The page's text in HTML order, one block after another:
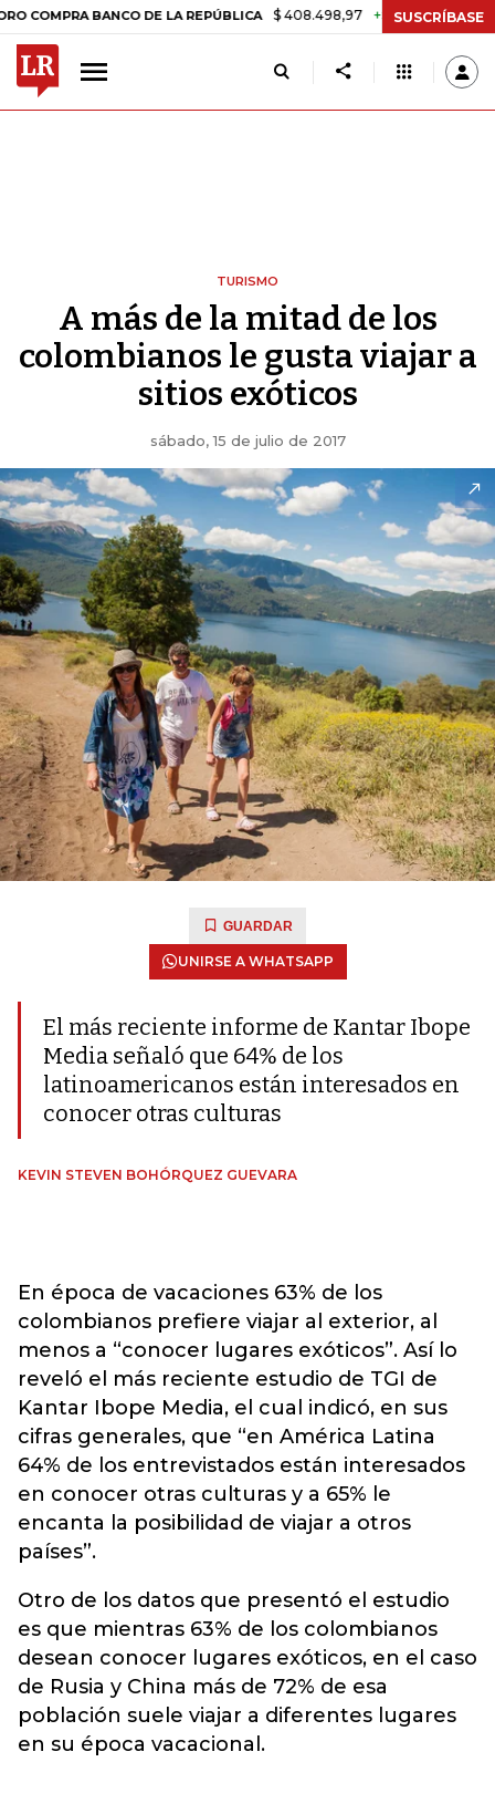
BANCO DE LA REPÚBLICA $ 408.498,97 +$ 8.753,81 +2,19%
SUSCRÍBASE
TURISMO
A más de la mitad de los
colombianos le gusta viajar a
sitios exóticos
sábado, 15 de julio de 2017
GUARDAR
UNIRSE A WHATSAPP
El más reciente informe de Kantar Ibope
Media señaló que 64% de los
latinoamericanos están interesados en
conocer otras culturas
KEVIN STEVEN BOHÓRQUEZ GUEVARA
En época de vacaciones 63% de los
colombianos prefiere viajar al exterior, al
menos a “conocer lugares exóticos”. Así lo
reveló el más reciente estudio de TGI de
Kantar Ibope Media, el cual indicó, en sus
cifras generales, que “en América Latina
64% de los entrevistados están interesados
en conocer otras culturas y a 65% le
encanta la posibilidad de viajar a otros
países”.
Otro de los datos que presentó el estudio
es que mientras 63% de los colombianos
desean conocer lugares exóticos, en el caso
de Rusia y China más de 72% de esa
población suele viajar a diferentes lugares
en su época vacacional.